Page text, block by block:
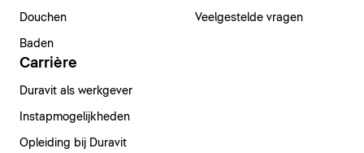
Douchen
Baden
Veelgestelde vragen
Carrière
Duravit als werkgever
Instapmogelijkheden
Opleiding bij Duravit